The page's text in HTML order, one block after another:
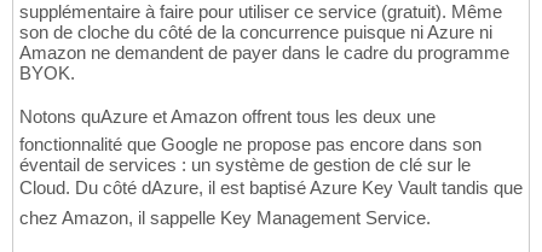
supplémentaire à faire pour utiliser ce service (gratuit). Même
son de cloche du côté de la concurrence puisque ni Azure ni
Amazon ne demandent de payer dans le cadre du programme
BYOK.
Notons quAzure et Amazon offrent tous les deux une
fonctionnalité que Google ne propose pas encore dans son
éventail de services : un système de gestion de clé sur le
Cloud. Du côté dAzure, il est baptisé Azure Key Vault tandis que
chez Amazon, il sappelle Key Management Service.